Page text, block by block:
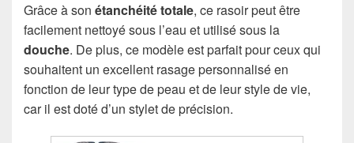
Grâce à son étanchéité totale, ce rasoir peut être
facilement nettoyé sous l’eau et utilisé sous la
douche. De plus, ce modèle est parfait pour ceux qui
souhaitent un excellent rasage personnalisé en
fonction de leur type de peau et de leur style de vie,
car il est doté d’un stylet de précision.